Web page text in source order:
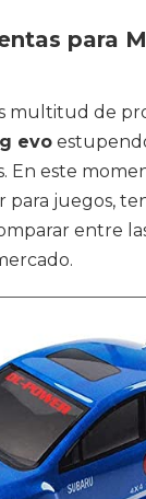
para
multitud de
evo
En este
para juegos,
entre